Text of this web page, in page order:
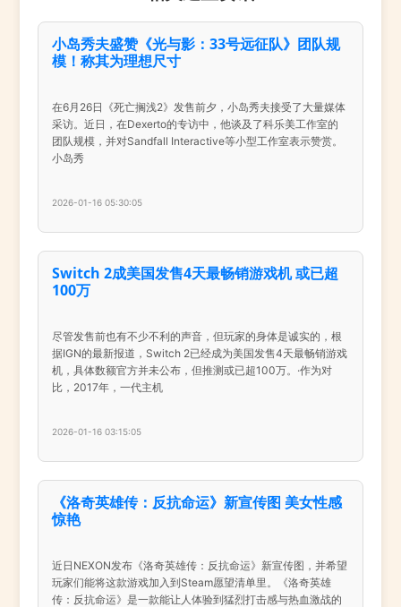
小岛秀夫盛赞《光与影：33号远征队》团队规
模！称其为理想尺寸
在6月26日《死亡搁浅2》发售前夕，小岛秀夫接受了大量媒体
采访。近日，在Dexerto的专访中，他谈及了科乐美工作室的
团队规模，并对Sandfall Interactive等小型工作室表示赞赏。
小岛秀
2026-01-16 05:30:05
Switch 2成美国发售4天最畅销游戏机 或已超
100万
尽管发售前也有不少不利的声音，但玩家的身体是诚实的，根
据IGN的最新报道，Switch 2已经成为美国发售4天最畅销游戏
机，具体数额官方并未公布，但推测或已超100万。·作为对
比，2017年，一代主机
2026-01-16 03:15:05
《洛奇英雄传：反抗命运》新宣传图 美女性感
惊艳
近日NEXON发布《洛奇英雄传：反抗命运》新宣传图，并希望
玩家们能将这款游戏加入到Steam愿望清单里。《洛奇英雄
传：反抗命运》是一款能让人体验到猛烈打击感与热血激战的